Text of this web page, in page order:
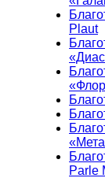
Plaut
Parle